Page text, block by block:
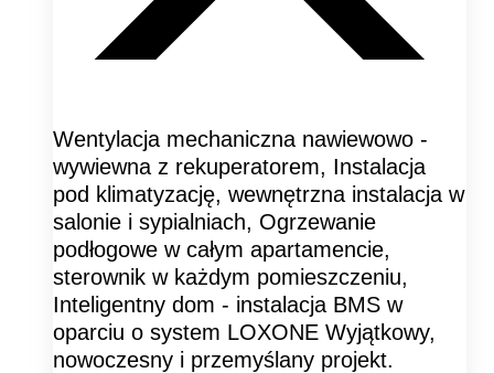
Wentylacja mechaniczna nawiewowo -
wywiewna z rekuperatorem, Instalacja
pod klimatyzację, wewnętrzna instalacja w
salonie i sypialniach, Ogrzewanie
podłogowe w całym apartamencie,
sterownik w każdym pomieszczeniu,
Inteligentny dom - instalacja BMS w
oparciu o system LOXONE Wyjątkowy,
nowoczesny i przemyślany projekt.